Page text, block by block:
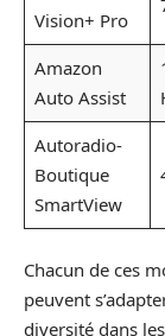
Vision+ Pro
Amazon
Auto Assist
Autoradio-
Boutique
SmartView
Chacun de ces
peuvent
diversité dans